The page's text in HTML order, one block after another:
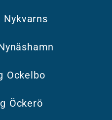
Nykvarns
Ockelbo
Öckerö